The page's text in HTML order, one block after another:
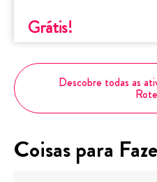
Grátis!
Descobre todas as
Coisas para